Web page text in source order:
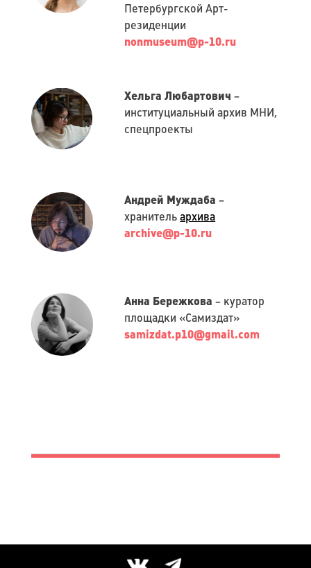
Петербургской Арт-
резиденции
nonmuseum@p-10.ru
Хельга Любартович–
институциальный архив МНИ,
спецпроекты
Андрей Муждаба –
хранительархива
archive@p-10.ru
Анна Бережкова – куратор
площадки «Самиздат»
samizdat.p10@gmail.com